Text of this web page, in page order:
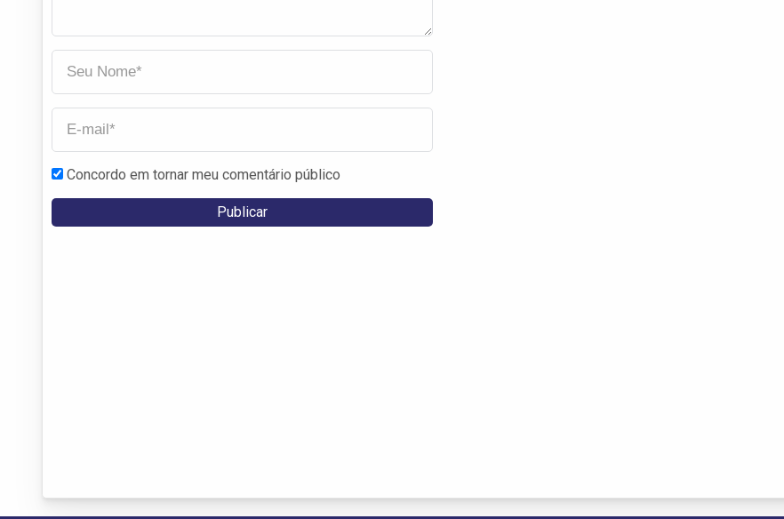
Concordo em tornar meu comentário público